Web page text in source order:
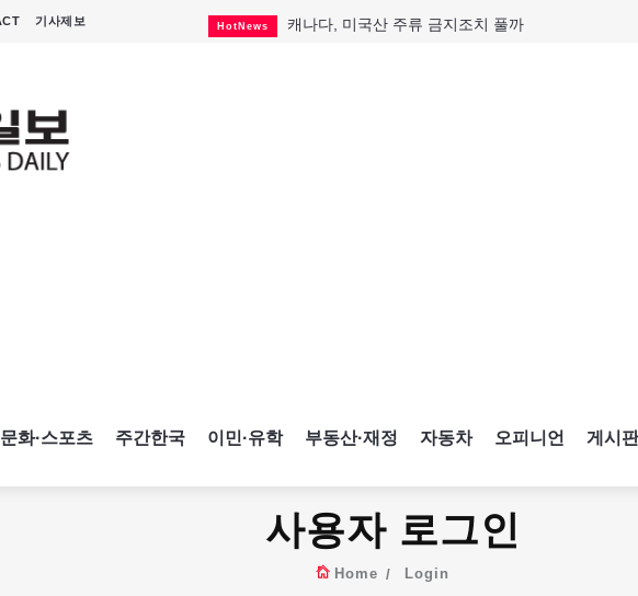
기사제보 HotNews 캐나다, 미국산 주류 금지조치 풀까
문화·스포츠 주간한국 이민·유학 부동산·재정 자동차 오피니언 게시판
사용자 로그인
Home Login